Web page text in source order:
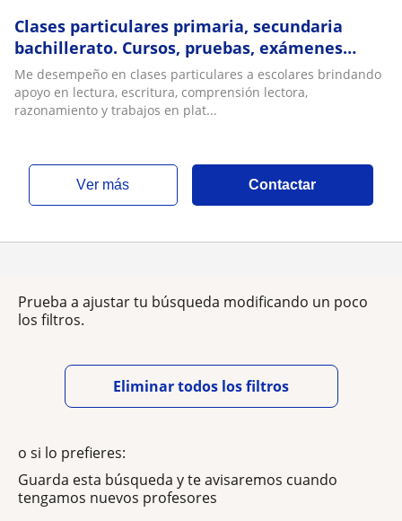
Clases particulares primaria, secundaria
bachillerato. Cursos, pruebas, exámenes
tutorías. Toda las materias ( excepto inglés)
Me desempeño en clases particulares a escolares brindando
apoyo en lectura, escritura, comprensión lectora,
razonamiento y trabajos en plat...
ver más Contactar
Prueba a ajustar tu búsqueda modificando un poco
los filtros.
Eliminar todos los filtros
o si lo prefieres:
Guarda esta búsqueda y te avisaremos cuando
tengamos nuevos profesores